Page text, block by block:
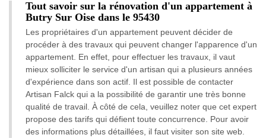
Tout savoir sur la rénovation d'un appartement à
Butry Sur Oise dans le 95430
Les propriétaires d'un appartement peuvent décider de
procéder à des travaux qui peuvent changer l'apparence d'un
appartement. En effet, pour effectuer les travaux, il vaut
mieux solliciter le service d'un artisan qui a plusieurs années
d'expérience dans son actif. Il est possible de contacter
Artisan Falck qui a la possibilité de garantir une très bonne
qualité de travail. À côté de cela, veuillez noter que cet expert
propose des tarifs qui défient toute concurrence. Pour avoir
des informations plus détaillées, il faut visiter son site web.